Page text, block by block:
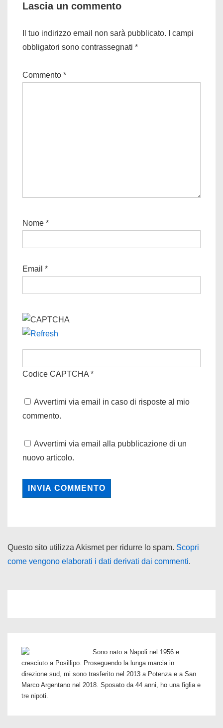
Lascia un commento
Il tuo indirizzo email non sarà pubblicato.
I campi
obbligatori sono contrassegnati *
Commento *
Nome *
Email *
Codice CAPTCHA *
Avvertimi via email in caso di risposte al mio
commento.
Avvertimi via email alla pubblicazione di un
nuovo articolo.
Questo sito utilizza Akismet per ridurre lo spam. Scopri
come vengono elaborati i dati derivati dai commenti.
Sono nato a Napoli nel 1956 e
cresciuto a Posillipo. Proseguendo la lunga marcia in
direzione sud, mi sono trasferito nel 2013 a Potenza e a San
Marco Argentano nel 2018. Sposato da 44 anni, ho una figlia e
tre nipoti.